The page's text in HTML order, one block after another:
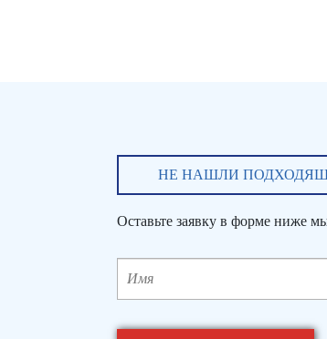
НЕ НАШЛИ
Оставьте заявку в форме ниже